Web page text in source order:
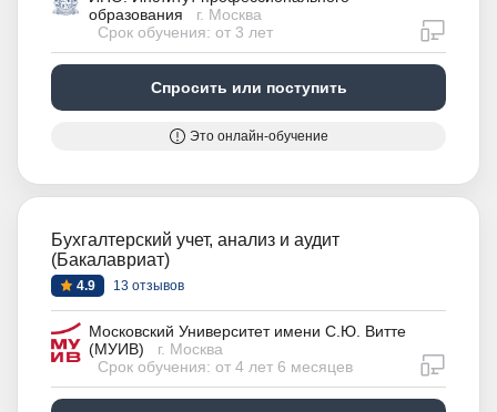
образования
г. Москва
Срок обучения: от 3 лет
Спросить или поступить
Это онлайн-обучение
Бухгалтерский учет, анализ и аудит
(Бакалавриат)
4.9 13 отзывов
Московский Университет имени С.Ю. Витте
(МУИВ)
г. Москва
Срок обучения: от 4 лет 6 месяцев